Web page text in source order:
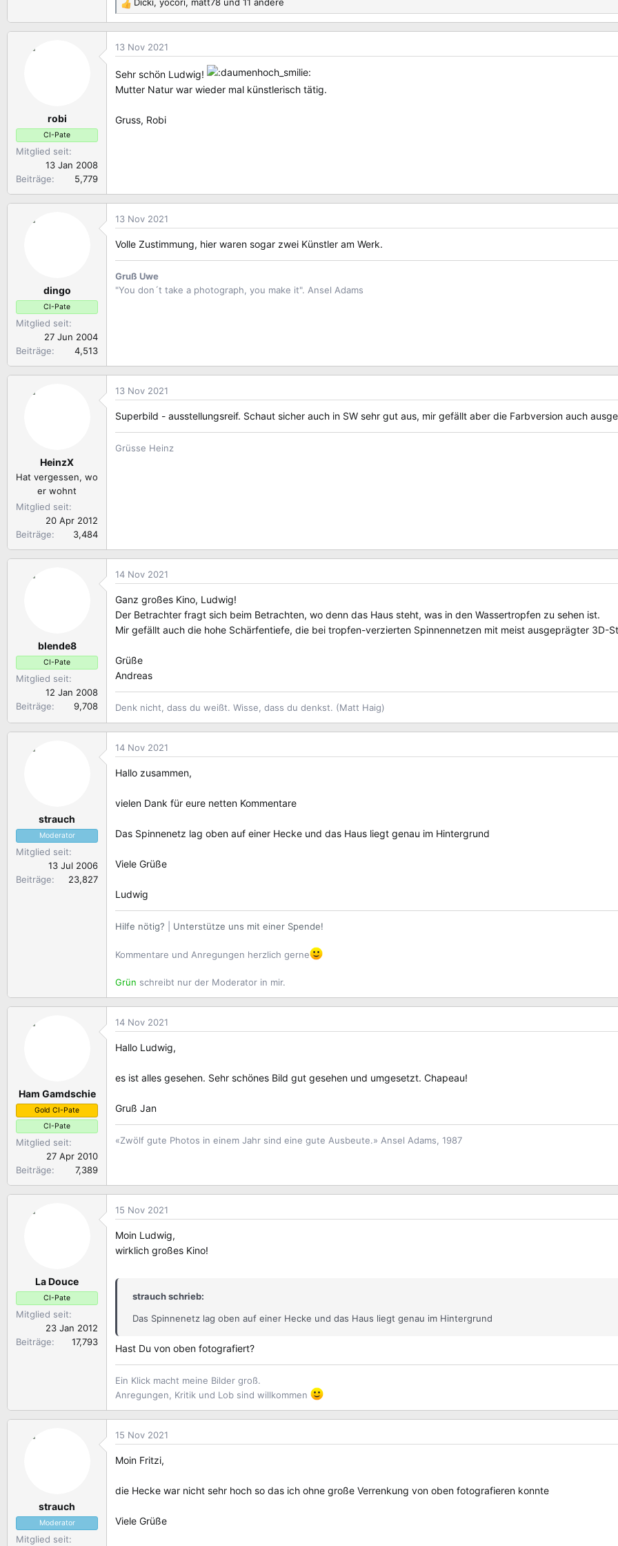
R
e
a
k
i
o
e
robi
CI-Pate
Mitglied seit
13 Jan 2008
Beiträge
5,779
13 Nov 2021
Sehr schön Ludwig!
Mutter Natur war wieder mal künstlerisch tätig.
Gruss, Robi
dingo
CI-Pate
Mitglied seit
27 Jun 2004
Beiträge
4,513
13 Nov 2021
Volle Zustimmung, hier waren sogar zwei Künstler am Werk.
Gruß Uwe
"You don´t take a photograph, you make it". Ansel Adams
HeinzX
Hat vergessen, wo
er wohnt
Mitglied seit
20 Apr 2012
Beiträge
3,484
13 Nov 2021
Superbild - ausstellungsreif. Schaut sicher auch in SW sehr gut aus, mir gefällt aber die Farbversion auch
Grüsse Heinz
blende8
CI-Pate
Mitglied seit
12 Jan 2008
Beiträge
9,708
14 Nov 2021
Ganz großes Kino, Ludwig!
Der Betrachter fragt sich beim Betrachten, wo denn das Haus steht, was in den Wassertropfen zu sehen ist.
Mir gefällt auch die hohe Schärfentiefe, die bei tropfen-verzierten Spinnennetzen mit meist ausgeprägter 3D-
Grüße
Andreas
Denk nicht, dass du weißt. Wisse, dass du denkst. (Matt Haig)
strauch
Moderator
Mitglied seit
13 Jul 2006
Beiträge
23,827
14 Nov 2021
Hallo zusammen,
vielen Dank für eure netten Kommentare
Das Spinnenetz lag oben auf einer Hecke und das Haus liegt genau im Hintergrund
Viele Grüße
Ludwig
Hilfe nötig? Unterstütze uns mit einer Spende!
Kommentare und Anregungen herzlich gerne
Grün schreibt nur der Moderator in mir.
Ham Gamdschie
Gold CI-Pate
CI-Pate
Mitglied seit
27 Apr 2010
Beiträge
7,389
14 Nov 2021
Hallo Ludwig,
es ist alles gesehen. Sehr schönes Bild gut gesehen und umgesetzt. Chapeau!
Gruß Jan
«Zwölf gute Photos in einem Jahr sind eine gute Ausbeute.» Ansel Adams, 1987
La Douce
CI-Pate
Mitglied seit
23 Jan 2012
Beiträge
17,793
15 Nov 2021
Moin Ludwig,
wirklich großes Kino!
strauch schrieb:
Das Spinnenetz lag oben auf einer Hecke und das Haus liegt genau im Hintergrund
Hast Du von oben fotografiert?
Ein Klick macht meine Bilder groß.
Anregungen, Kritik und Lob sind willkommen
strauch
Moderator
Mitglied seit
15 Nov 2021
Moin Fritzi,
die Hecke war nicht sehr hoch so das ich ohne große Verrenkung von oben fotografieren konnte
Viele Grüße